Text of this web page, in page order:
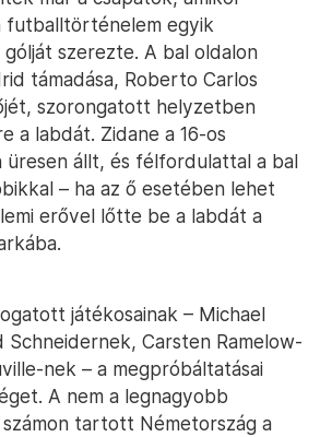
futballtörténelem egyik
szerezte. A bal oldalon
támadása, Roberto Carlos
szorongatott helyzetben
a labdát. Zidane a 16-os
üresen állt, és félfordulattal a bal
– ha az ő esetében lehet
erővel lőtte be a labdát a
játékosainak – Michael
Schneidernek, Carsten Ramelow-
nek – a megpróbáltatásai
A nem a legnagyobb
tartott Németország a